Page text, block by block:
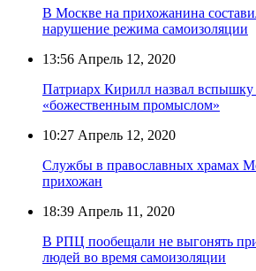
В Москве на прихожанина
нарушение режима самоизоляции
13:56 Апрель 12, 2020
Патриарх Кирилл назвал вспышку
«божественным промыслом»
10:27 Апрель 12, 2020
Службы в православных храмах
прихожан
18:39 Апрель 11, 2020
В РПЦ пообещали не выгонять
людей во время самоизоляции